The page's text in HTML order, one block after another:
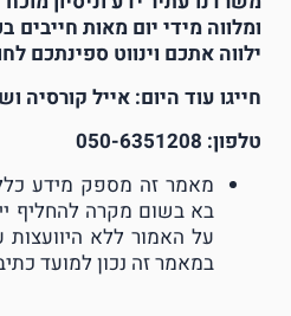
ומלווה מידי יום מאות
ילווה אתכם וינווט ספינתכם
חייגו עוד היום: אייל קורסיה
טלפון: 050-6351208
מאמר זה מספק מידע
בא בשום מקרה להחליף
על האמור ללא היוועצות
במאמר זה נכון למועד